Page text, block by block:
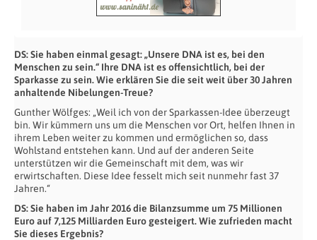
DS: Sie haben einmal gesagt: „Unsere DNA ist es, bei den
Menschen zu sein.“ Ihre DNA ist es offensichtlich, bei der
Sparkasse zu sein. Wie erklären Sie die seit weit über 30 Jahren
anhaltende Nibelungen-Treue?
Gunther Wölfges: „Weil ich von der Sparkassen-Idee überzeugt
bin. Wir kümmern uns um die Menschen vor Ort, helfen Ihnen in
ihrem Leben weiter zu kommen und ermöglichen so, dass
Wohlstand entstehen kann. Und auf der anderen Seite
unterstützen wir die Gemeinschaft mit dem, was wir
erwirtschaften. Diese Idee fesselt mich seit nunmehr fast 37
Jahren.“
DS: Sie haben im Jahr 2016 die Bilanzsumme um 75 Millionen
Euro auf 7,125 Milliarden Euro gesteigert. Wie zufrieden macht
Sie dieses Ergebnis?